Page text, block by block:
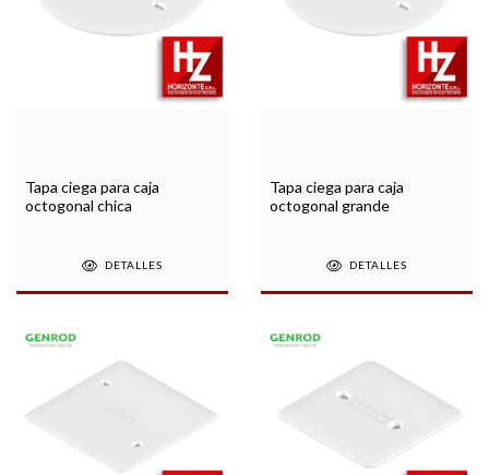
Tapa ciega para caja
octogonal chica
DETALLES
Tapa ciega para caja
octogonal grande
DETALLES